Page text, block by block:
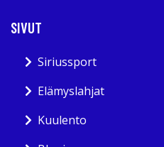
SIVUT
Siriussport
Elämyslahjat
Kuulento